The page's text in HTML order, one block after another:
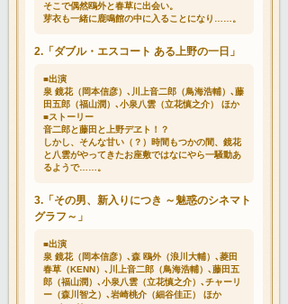
そこで偶然鴎外と春草に出会い。
芽衣も一緒に鹿鳴館の中に入ることになり……。
2.「ダブル・エスコート ある上野の一日」
■出演
泉 鏡花（岡本信彦）､川上音二郎（鳥海浩輔）､藤
田五郎（福山潤）､小泉八雲（立花慎之介） ほか
■ストーリー
音二郎と藤田と上野デヱト！？
しかし、そんな甘い（？）時間もつかの間、鏡花
と八雲がやってきたお座敷ではなにやら一騒動あ
るようで……。
3.「その男、新入りにつき ～魅惑のシネマト
グラフ～」
■出演
泉 鏡花（岡本信彦）､森 鴎外（浪川大輔）､菱田
春草（KENN）､川上音二郎（鳥海浩輔）､藤田五
郎（福山潤）､小泉八雲（立花慎之介）､チャーリ
ー（森川智之）､岩崎桃介（細谷佳正） ほか